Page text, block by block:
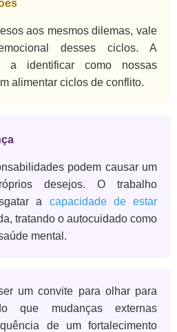
aos mesmos dilemas, vale
desses ciclos. A
a identificar como nossas
alimentar ciclos de conflito.
podem causar um
desejos. O trabalho
a capacidade de estar
tratando o autocuidado como
mental.
um convite para olhar para
que mudanças externas
de um fortalecimento